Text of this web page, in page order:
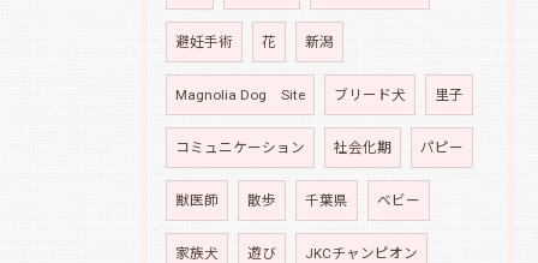
避妊手術 花 新潟
Magnolia Dog Site ブリード犬 里子
コミュニケーション 社会化期 パピー
獣医師 散歩 千葉県 ベビー
家族犬 遊び JKCチャンピオン